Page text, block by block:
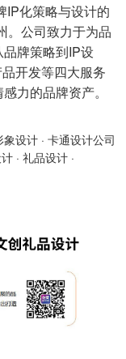
IP化策略与设计的
。公司致力于为品
牌策略到IP设
开发等四大服务
力的品牌资产。
象设计 · 卡通设计公司
· 礼品设计 ·